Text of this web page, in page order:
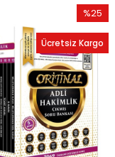
%25
İndirim
Ücretsiz Kargo